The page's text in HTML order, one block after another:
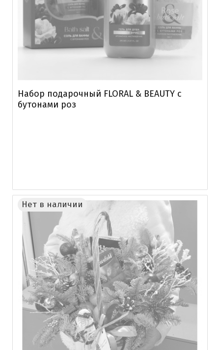
Набор подарочный FLORAL & BEAUTY с
бутонами роз
Нет в наличии